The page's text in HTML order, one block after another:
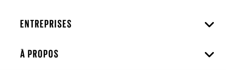
ENTREPRISES
À PROPOS